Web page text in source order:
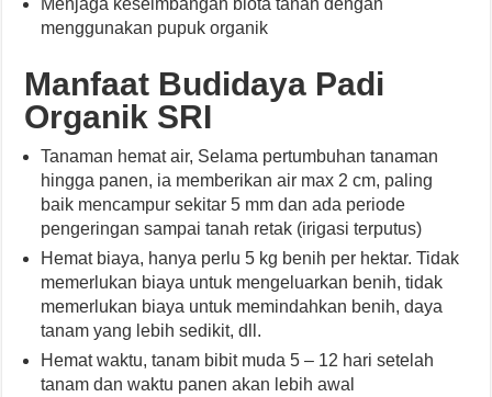
menggunakan pupuk organik
Manfaat Budidaya Padi
Organik SRI
Tanaman hemat air, Selama pertumbuhan tanaman
hingga panen, ia memberikan air max 2 cm, paling
baik mencampur sekitar 5 mm dan ada periode
pengeringan sampai tanah retak (irigasi terputus)
Hemat biaya, hanya perlu 5 kg benih per hektar. Tidak
memerlukan biaya untuk mengeluarkan benih, tidak
memerlukan biaya untuk memindahkan benih, daya
tanam yang lebih sedikit, dll.
Hemat waktu, tanam bibit muda 5 – 12 hari setelah
tanam dan waktu panen akan lebih awal